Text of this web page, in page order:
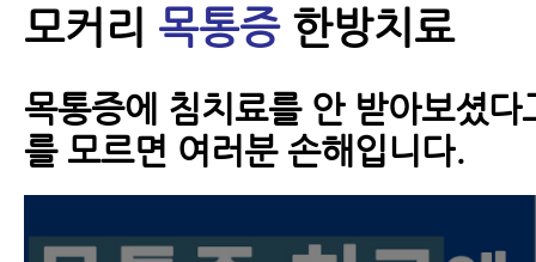
모커리 목통증한방치료
목통증에 침치료를 안 받아보셨다
를 모르면 여러분 손해입니다.